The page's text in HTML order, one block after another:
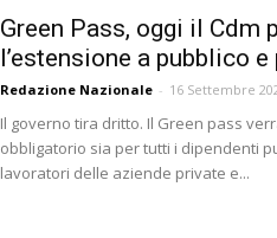
Green Pass, oggi il Cdm
l’estensione a pubblico
Redazione Nazionale - 16 Settembre
Il governo tira dritto. Il Green pass
obbligatorio sia per tutti i dipendenti
lavoratori delle aziende private e...